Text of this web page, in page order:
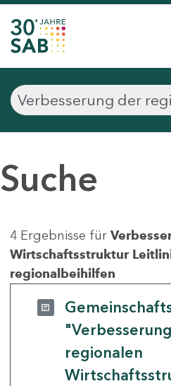
Suche
4 Ergebnisse für
Wirtschaftsstruktur
regionalbeihilfen
regionalen